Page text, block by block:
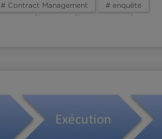
# Contract Management
# enquête